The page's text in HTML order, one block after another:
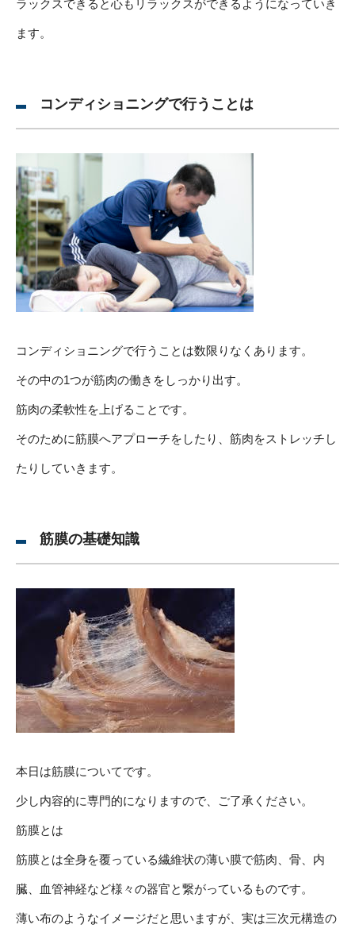
ラックスできると心もリラックスができるようになっていき
ます。
コンディショニングで行うことは
コンディショニングで行うことは数限りなくあります。
その中の1つが筋肉の働きをしっかり出す。
筋肉の柔軟性を上げることです。
そのために筋膜へアプローチをしたり、筋肉をストレッチし
たりしていきます。
筋膜の基礎知識
本日は筋膜についてです。
少し内容的に専門的になりますので、ご了承ください。
筋膜とは
筋膜とは全身を覆っている繊維状の薄い膜で筋肉、骨、内
臓、血管神経など様々の器官と繋がっているものです。
薄い布のようなイメージだと思いますが、実は三次元構造の